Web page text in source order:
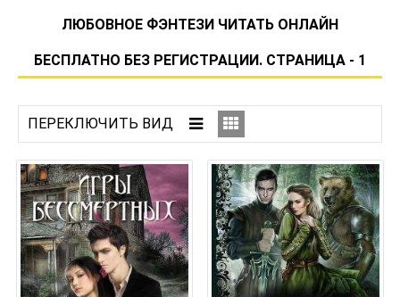
ЛЮБОВНОЕ ФЭНТЕЗИ ЧИТАТЬ ОНЛАЙН
БЕСПЛАТНО БЕЗ РЕГИСТРАЦИИ. СТРАНИЦА - 1